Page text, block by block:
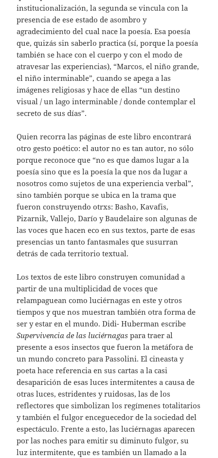
institucionalización, la segunda se vincula con la
presencia de ese estado de asombro y
agradecimiento del cual nace la poesía. Esa poesía
que, quizás sin saberlo practica (sí, porque la poesía
también se hace con el cuerpo y con el modo de
atravesar las experiencias), “Marcos, el niño grande,
el niño interminable”, cuando se apega a las
imágenes religiosas y hace de ellas “un destino
visual / un lago interminable / donde contemplar el
secreto de sus días”.
Quien recorra las páginas de este libro encontrará
otro gesto poético: el autor no es tan autor, no sólo
porque reconoce que “no es que damos lugar a la
poesía sino que es la poesía la que nos da lugar a
nosotros como sujetos de una experiencia verbal”,
sino también porque se ubica en la trama que
fueron construyendo otrxs: Basho, Kavafis,
Pizarnik, Vallejo, Darío y Baudelaire son algunas de
las voces que hacen eco en sus textos, parte de esas
presencias un tanto fantasmales que susurran
detrás de cada territorio textual.
Los textos de este libro construyen comunidad a
partir de una multiplicidad de voces que
relampaguean como luciérnagas en este y otros
tiempos y que nos muestran también otra forma de
ser y estar en el mundo. Didi- Huberman escribe
Supervivencia de las luciérnagaspara traer al
presente a esos insectos que fueron la metáfora de
un mundo concreto para Passolini. El cineasta y
poeta hace referencia en sus cartas a la casi
desaparición de esas luces intermitentes a causa de
otras luces, estridentes y ruidosas, las de los
reflectores que simbolizan los regímenes totalitarios
y también el fulgor enceguecedor de la sociedad del
espectáculo. Frente a esto, las luciérnagas aparecen
por las noches para emitir su diminuto fulgor, su
luz intermitente, que es también un llamado a la